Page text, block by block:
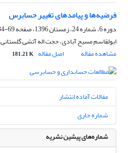
فرضیه‌ها و پیامدهای تغییر حسابرس
دوره 6، شماره 24، زمستان 1396، صفحه
69-84
ابولقاسم مسیح آبادی، حجت اله آتشی گلستانی
مشاهده مقاله
اصل مقاله 181.21 K
مقالات آماده انتشار
شماره جاری
شماره‌های پیشین نشریه